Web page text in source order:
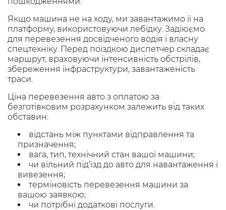
Якщо машина не на ходу, ми завантажимо її на
платформу, використовуючи лебідку. Задіюємо
для перевезення досвідченого водія і власну
спецтехніку. Перед поїздкою диспетчер складає
маршрут, враховуючи інтенсивність обстрілів,
збереження інфраструктури, завантаженість
траси.
Ціна перевезення авто з оплатою за
безготівковим розрахунком залежить від таких
обставин:
відстань між пунктами відправлення та
призначення;
вага, тип, технічний стан вашої машини;
чи вільний під’їзд до авто для навантаження і
вивезення;
терміновість перевезення машини за
вашою заявкою;
чи потрібні додаткові послуги.